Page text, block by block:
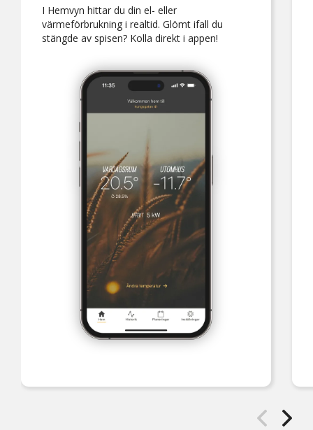
I Hemvyn hittar du din el- eller
värmeförbrukning i realtid. Glömt ifall du
stängde av spisen? Kolla direkt i appen!